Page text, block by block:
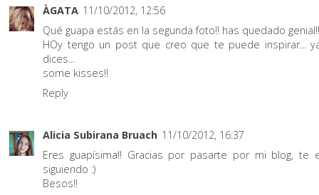
ÀGATA 11/10/2012, 12:56
Qué guapa estás en la segunda foto!! has quedado genial!!
HOy tengo un post que creo que te puede inspirar...
dices...
some kisses!!
Reply
Alicia Subirana Bruach 11/10/2012, 16:37
Eres guapísima!! Gracias por pasarte por mi blog, te
siguiendo :)
Besos!!